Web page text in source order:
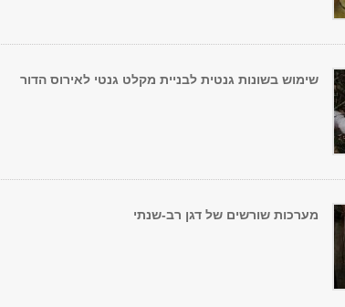
שימוש בשונות גנטית לבניית מקלט גנטי לאירוס הדור
מערכות שורשים של דגן רב-שנתי